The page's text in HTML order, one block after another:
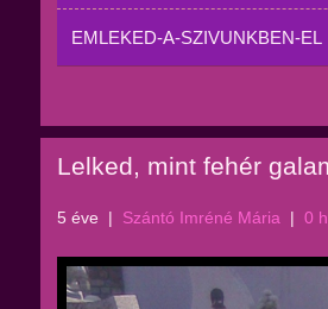
EMLEKED-A-SZIVUNKBEN-EL
Lelked, mint fehér
5 éve | Szántó Imréné Mária | 0